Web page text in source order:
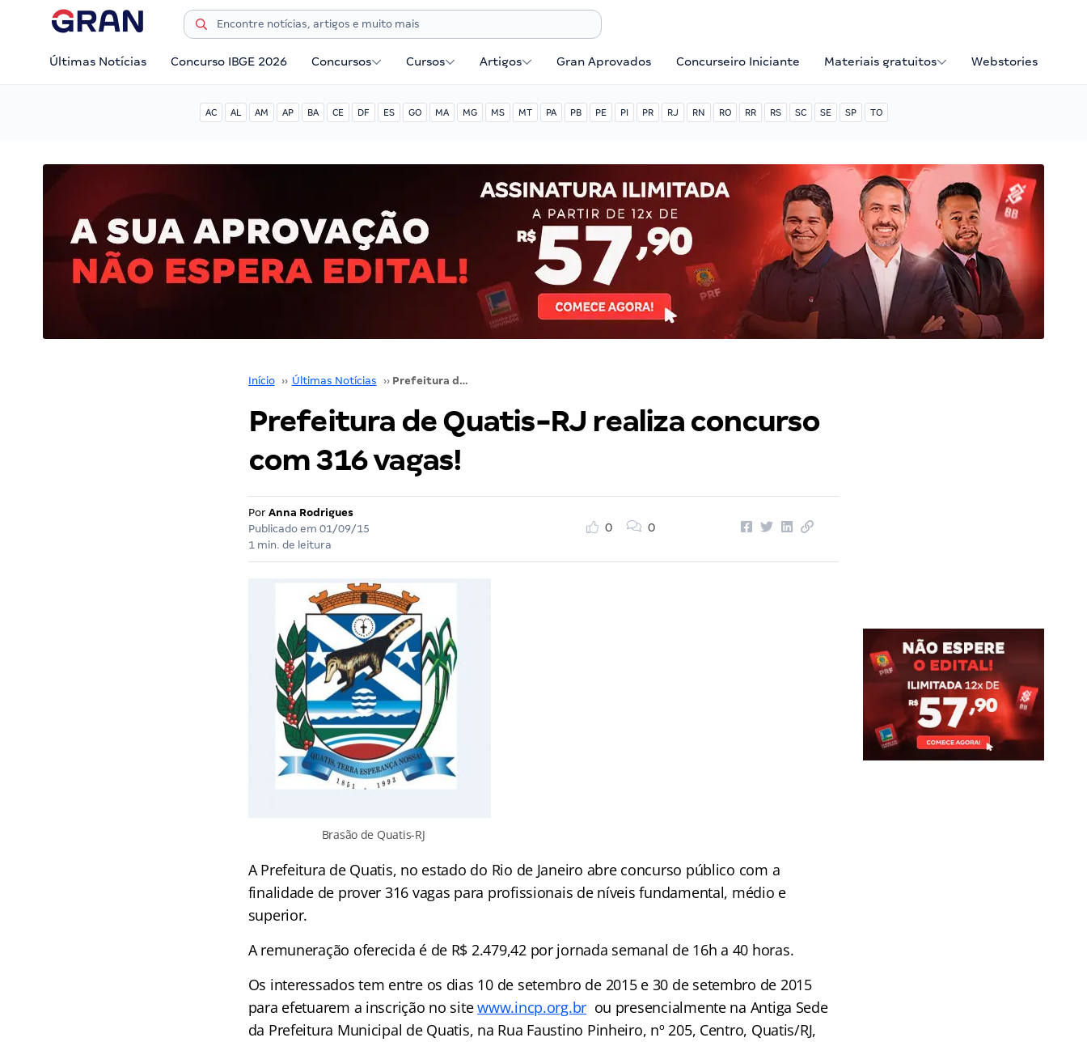
Últimas Notícias Concurso IBGE 2026 Concursos Cursos Artigos Gran Aprovados Concurseiro Iniciante Materiais gratuitos Webstories
AC AL AM AP BA CE DF ES GO MA MG MS MT PA PB PE PI PR RJ RN RO RR RS SC SE SP TO
Início ›› Últimas Notícias ›› Prefeitura de Quatis-RJ realiza concurso com 316 vagas!
Prefeitura de Quatis-RJ realiza concurso
com 316 vagas!
Por Anna Rodrigues
Publicado em 01/09/15
1 min. de leitura
0 0
Brasão de Quatis-RJ
A Prefeitura de Quatis, no estado do Rio de Janeiro abre concurso público com a
finalidade de prover 316 vagas para profissionais de níveis fundamental, médio e
superior.
A remuneração oferecida é de R$ 2.479,42 por jornada semanal de 16h a 40 horas.
Os interessados tem entre os dias 10 de setembro de 2015 e 30 de setembro de 2015
para efetuarem a inscrição no sitewww.incp.org.br ou presencialmente na Antiga Sede
da Prefeitura Municipal de Quatis, na Rua Faustino Pinheiro, nº 205, Centro, Quatis/RJ,